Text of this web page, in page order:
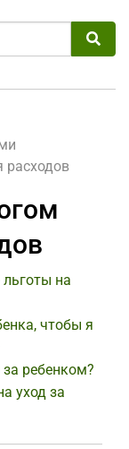
расходов
на
чтобы я
ребенком?
уход за